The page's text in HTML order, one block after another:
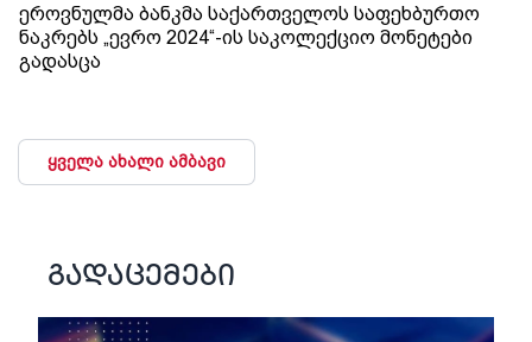
ეროვნულმა ბანკმა საქართველოს საფეხბურთო
ნაკრებს „ევრო 2024“-ის საკოლექციო მონეტები
გადასცა
ყველა ახალი ამბავი
გადაცემები